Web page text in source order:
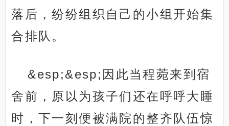
落后，纷纷组织自己的小组开始集
合排队。
&esp;&esp;因此当程菀来到宿
舍前，原以为孩子们还在呼呼大睡
时，下一刻便被满院的整齐队伍惊